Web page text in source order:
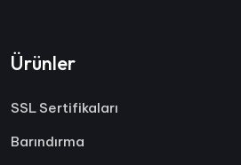
Ürünler
SSL Sertifikaları
Barındırma